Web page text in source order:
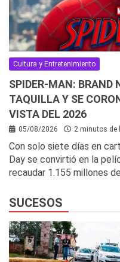
Cultura y Entretenimiento
SPIDER-MAN: BRAND
TAQUILLA Y SE
VISTA DEL 2026
05/08/2026 2 minutos de
Con solo siete días en
Day se convirtió en la
recaudar 1.155 millones
SUCESOS